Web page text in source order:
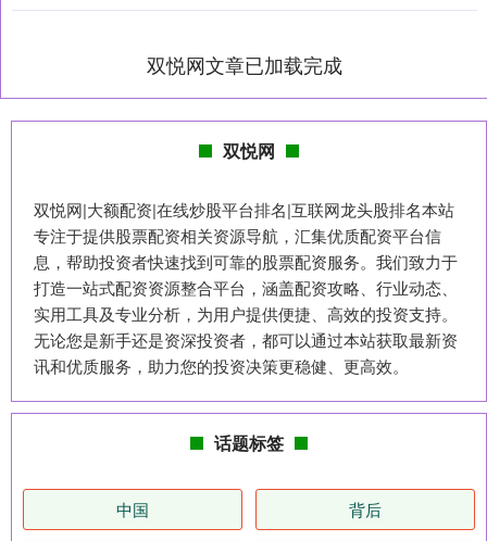
双悦网文章已加载完成
双悦网
双悦网|大额配资|在线炒股平台排名|互联网龙头股排名本站
专注于提供股票配资相关资源导航，汇集优质配资平台信
息，帮助投资者快速找到可靠的股票配资服务。我们致力于
打造一站式配资资源整合平台，涵盖配资攻略、行业动态、
实用工具及专业分析，为用户提供便捷、高效的投资支持。
无论您是新手还是资深投资者，都可以通过本站获取最新资
讯和优质服务，助力您的投资决策更稳健、更高效。
话题标签
中国 背后